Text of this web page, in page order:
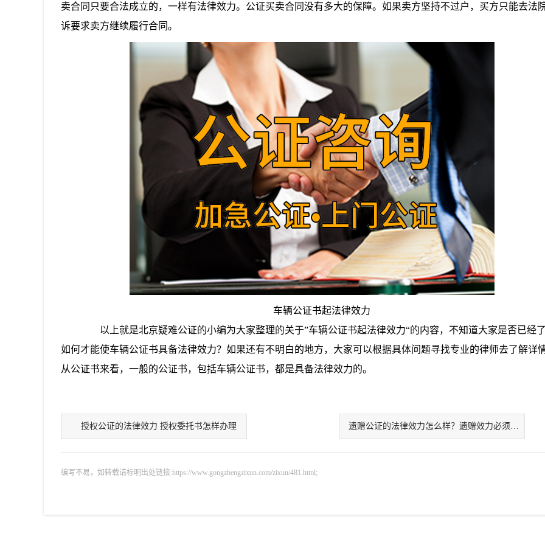
卖合同只要合法成立的，一样有法律效力。公证买卖合同没有多大的保障。如果卖方坚持不过户，买方只能去法
诉要求卖方继续履行合同。
车辆公证书起法律效力
以上就是北京疑难公证的小编为大家整理的关于”车辆公证书起法律效力“的内容，不知道大家是否已经
如何才能使车辆公证书具备法律效力？如果还有不明白的地方，大家可以根据具体问题寻找专业的律师去了解详
从公证书来看，一般的公证书，包括车辆公证书，都是具备法律效力的。
授权公证的法律效力 授权委托书怎样办理 遗赠公证的法律效力怎么样？遗赠效力必须公证
编写不易，如转载请标明出处链接:https://www.gongzhengzixun.com/zixun/481.html;